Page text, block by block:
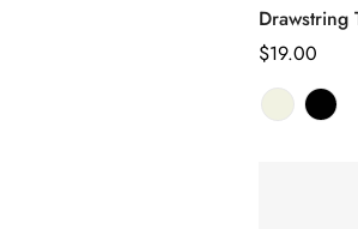
Drawstring
Prix
habituel
$19.00